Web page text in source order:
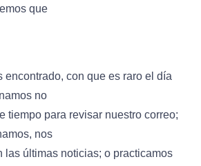
que
encontrado, con que es raro el día
no
tiempo para revisar nuestro correo;
nos
las últimas noticias; o practicamos